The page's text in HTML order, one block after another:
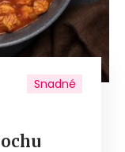
Snadné